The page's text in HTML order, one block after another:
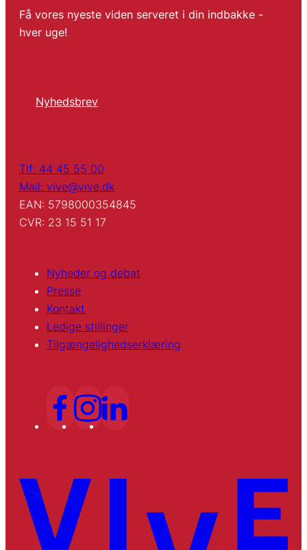
Få vores nyeste viden serveret i din indbakke -
hver uge!
Nyhedsbrev
Tlf: 44 45 55 00
Mail: vive@vive.dk
EAN: 5798000354845
CVR: 23 15 51 17
Nyheder og debat
Presse
Kontakt
Ledige stillinger
Tilgængelighedserklæring